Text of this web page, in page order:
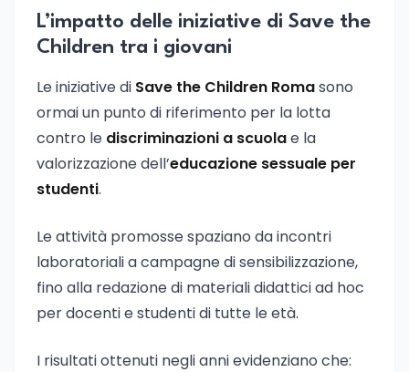
L’impatto delle iniziative di Save the
Children tra i giovani
Le iniziative di Save the Children Romasono
ormai un punto di riferimento per la lotta
contro le discriminazioni a scuolae la
valorizzazione dell’educazione sessuale per
studenti.
Le attività promosse spaziano da incontri
laboratoriali a campagne di sensibilizzazione,
fino alla redazione di materiali didattici ad hoc
per docenti e studenti di tutte le età.
I risultati ottenuti negli anni evidenziano che: